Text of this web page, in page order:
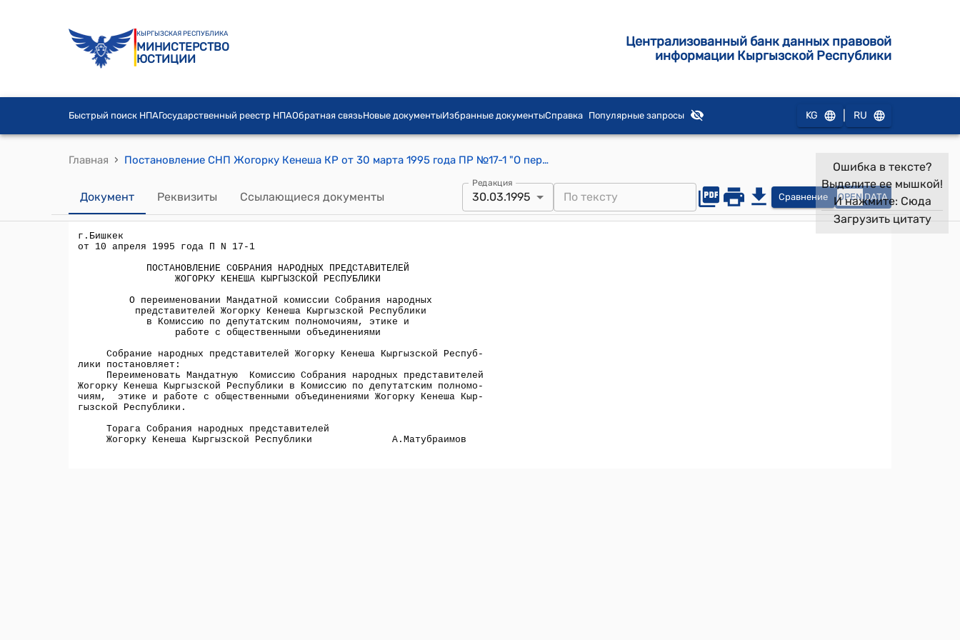
КЫРГЫЗСКАЯ РЕСПУБЛИКА
МИНИСТЕРСТВО
ЮСТИЦИИ
Централизованный банк данных правовой
информации Кыргызской Республики
Быстрый поиск НПАГосударственный реестр НПАОбратная связьНовые документыИзбранные документыСправка Популярные запросы KG RU
Главная › Постановление СНП Жогорку Кенеша КР от 30 марта 1995 года ПР №17-1 "О переименовании Мандатной комиссии Собрания народных представителей Жогорку Кенеша Кыргызской Республики в Комиссию по депутатским полномочиям, этике и работе с общественными объединениями"
Документ Реквизиты Ссылающиеся документы
Редакция
30.03.1995 Сравнение OPEN DATA
Ошибка в тексте?
Выделите ее мышкой!
И нажмите: Сюда
Загрузить цитату